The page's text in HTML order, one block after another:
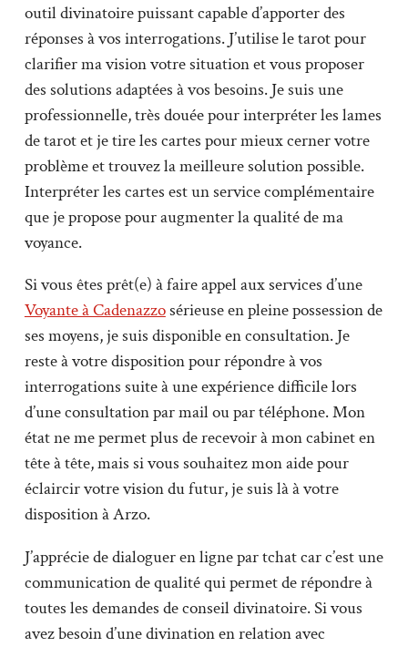
outil divinatoire puissant capable d’apporter des
réponses à vos interrogations. J’utilise le tarot pour
clarifier ma vision votre situation et vous proposer
des solutions adaptées à vos besoins. Je suis une
professionnelle, très douée pour interpréter les lames
de tarot et je tire les cartes pour mieux cerner votre
problème et trouvez la meilleure solution possible.
Interpréter les cartes est un service complémentaire
que je propose pour augmenter la qualité de ma
voyance.
Si vous êtes prêt(e) à faire appel aux services d’une
Voyante à Cadenazzosérieuse en pleine possession de
ses moyens, je suis disponible en consultation. Je
reste à votre disposition pour répondre à vos
interrogations suite à une expérience difficile lors
d’une consultation par mail ou par téléphone. Mon
état ne me permet plus de recevoir à mon cabinet en
tête à tête, mais si vous souhaitez mon aide pour
éclaircir votre vision du futur, je suis là à votre
disposition à Arzo.
J’apprécie de dialoguer en ligne par tchat car c’est une
communication de qualité qui permet de répondre à
toutes les demandes de conseil divinatoire. Si vous
avez besoin d’une divination en relation avec